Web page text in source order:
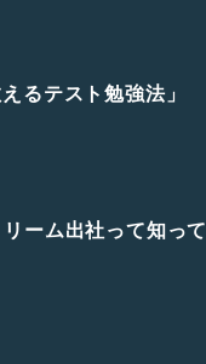
るテスト勉強法」
ーム出社って知って